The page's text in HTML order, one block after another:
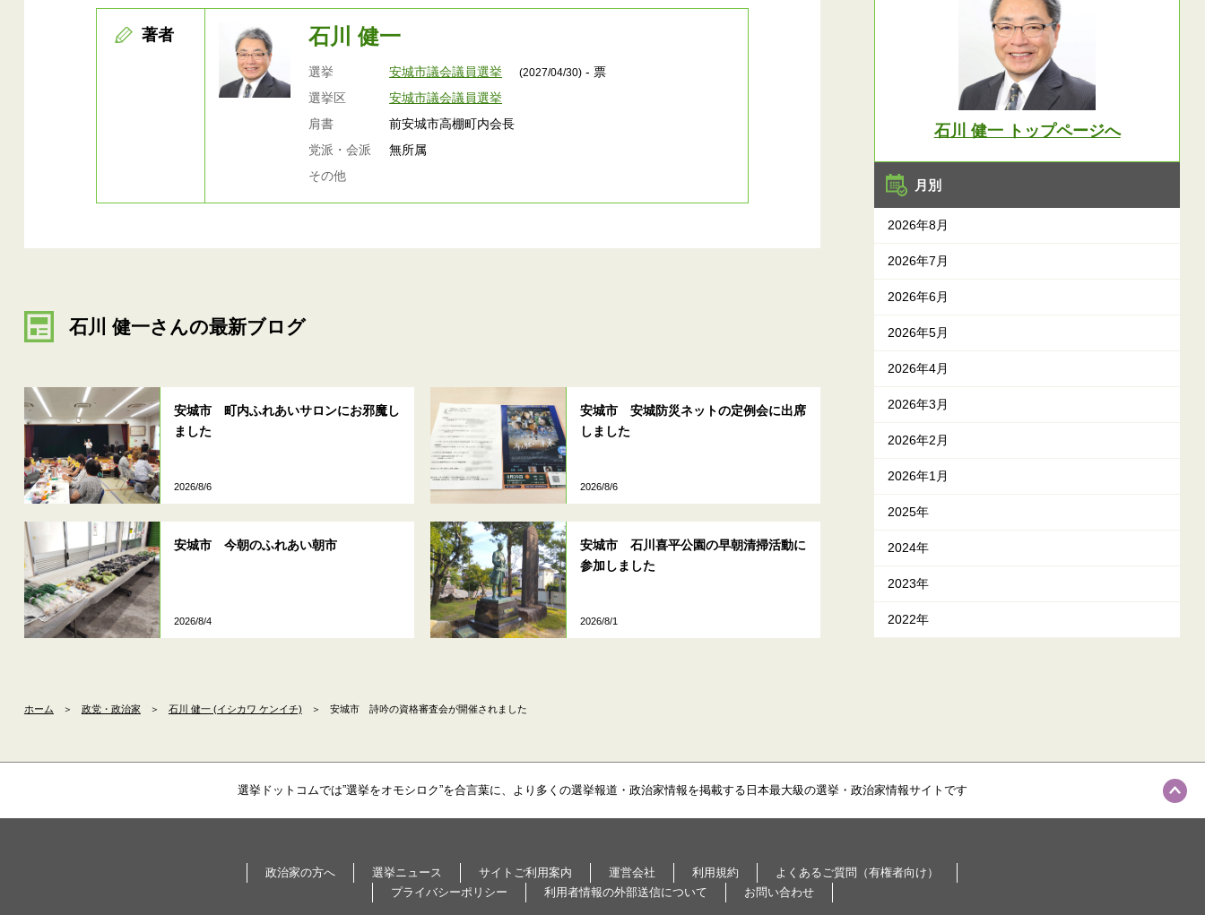
著者 石川 健一
選挙 安城市議会議員選挙 (2027/04/30) - 票
選挙区
安城市議会議員選挙
肩書
前安城市高棚町内会長
党派・会派
無所属
その他
石川 健一さんの最新ブログ
安城市 町内ふれあいサロンにお邪魔し
ました
2026/8/6
安城市 安城防災ネットの定例会に出席
しました
2026/8/6
安城市 今朝のふれあい朝市
2026/8/4
安城市 石川喜平公園の早朝清掃活動に
参加しました
2026/8/1
石川 健一 トップページへ
月別
2026年8月
2026年7月
2026年6月
2026年5月
2026年4月
2026年3月
2026年2月
2026年1月
2025年
2024年
2023年
2022年
ホーム ＞ 政党・政治家 ＞ 石川 健一 (イシカワ ケンイチ) ＞ 安城市 詩吟の資格審査会が開催されました
選挙ドットコムでは”選挙をオモシロク”を合言葉に、より多くの選挙報道・政治家情報を掲載する日本最大級の選挙・政治家情報サイトです
政治家の方へ 選挙ニュース サイトご利用案内 運営会社 利用規約
よくあるご質問（有権者向け）
プライバシーポリシー
利用者情報の外部送信について お問い合わせ